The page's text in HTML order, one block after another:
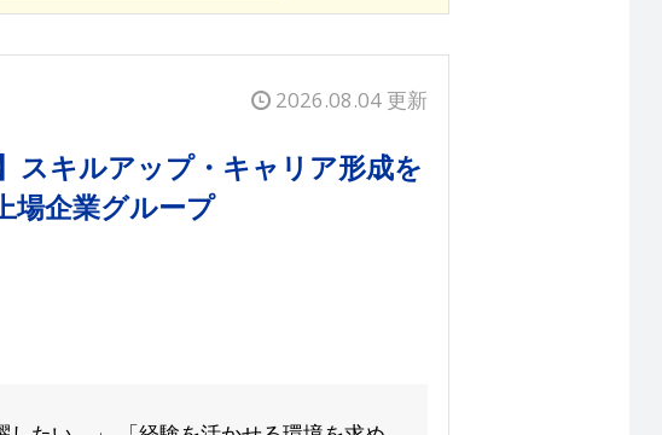
2026.08.04 更新
スキルアップ・キャリア形成を
場企業グループ